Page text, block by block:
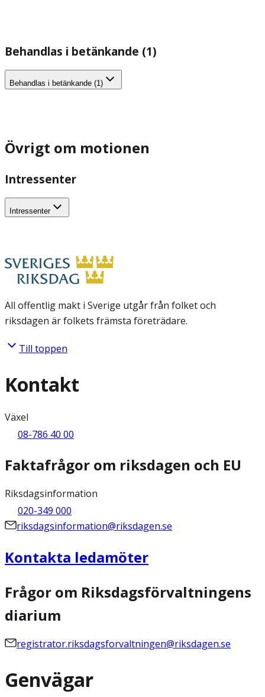
Behandlas i betänkande (1)
Behandlas i betänkande (1)
Övrigt om motionen
Intressenter
Intressenter
All offentlig makt i Sverige utgår från folket och
riksdagen är folkets främsta företrädare.
Till toppen
Kontakt
Växel
08-786 40 00
Faktafrågor om riksdagen och EU
Riksdagsinformation
020-349 000
riksdagsinformation@riksdagen.se
Kontakta ledamöter
Frågor om Riksdagsförvaltningens
diarium
registrator.riksdagsforvaltningen@riksdagen.se
Genvägar